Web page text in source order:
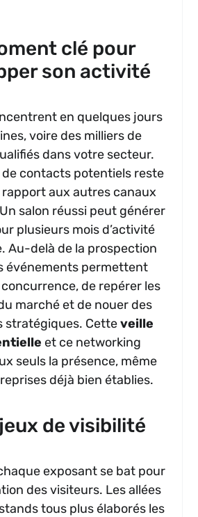
clé pour
son activité
en quelques jours
voire des milliers de
dans votre secteur.
contacts potentiels reste
rapport aux autres canaux
salon réussi peut générer
plusieurs mois d’activité
Au-delà de la prospection
événements permettent
concurrence, de repérer les
marché et de nouer des
stratégiques. Cetteveille
et ce networking
seuls la présence, même
déjà bien établies.
de visibilité
exposant se bat pour
des visiteurs. Les allées
tous plus élaborés les